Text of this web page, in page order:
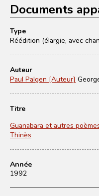
Documents
Type
Réédition (élargie, avec
Auteur
Paul Palgen [Auteur]
Titre
Guanabara et autres
Thinès
Année
1992